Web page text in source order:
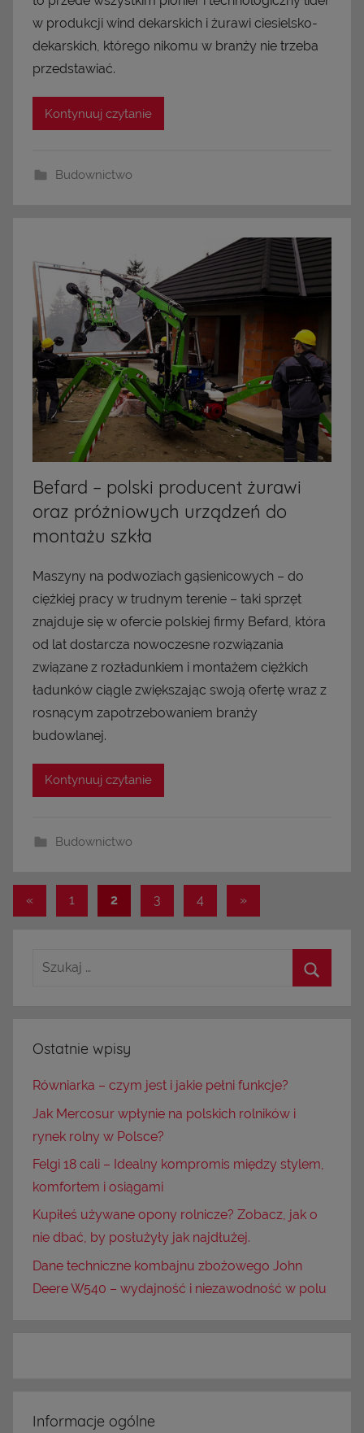
w produkcji wind dekarskich i żurawi ciesielsko-
dekarskich, którego nikomu w branży nie trzeba
przedstawiać.
Kontynuuj czytanie
Budownictwo
Befard – polski producent żurawi
oraz próżniowych urządzeń do
montażu szkła
Maszyny na podwoziach gąsienicowych – do
ciężkiej pracy w trudnym terenie – taki sprzęt
znajduje się w ofercie polskiej firmy Befard, która
od lat dostarcza nowoczesne rozwiązania
związane z rozładunkiem i montażem ciężkich
ładunków ciągle zwiększając swoją ofertę wraz z
rosnącym zapotrzebowaniem branży
budowlanej.
Kontynuuj czytanie
Budownictwo
Nawigacja
wpisach
« Poprzednie
1 2 3 4
Następne
»
Ostatnie wpisy
Równiarka – czym jest i jakie pełni funkcje?
Jak Mercosur wpłynie na polskich rolników i
rynek rolny w Polsce?
Felgi 18 cali – Idealny kompromis między stylem,
komfortem i osiągami
Kupiłeś używane opony rolnicze? Zobacz, jak o
nie dbać, by posłużyły jak najdłużej.
Dane techniczne kombajnu zbożowego John
Deere W540 – wydajność i niezawodność w polu
Informacje ogólne